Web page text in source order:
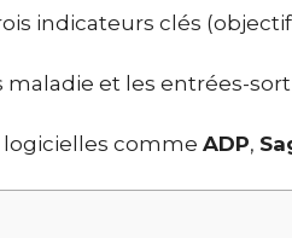
indicateurs clés
maladie et les entrées-
logicielles comme ADP,